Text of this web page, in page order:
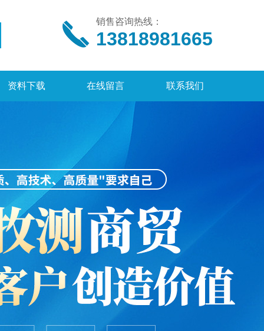
销售咨询热线：
13818981665
资料下载 在线留言 联系我们